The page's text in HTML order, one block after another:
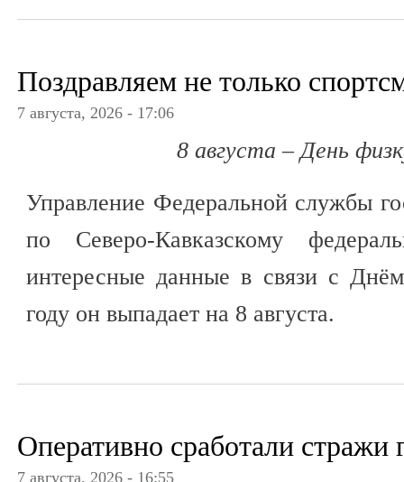
Поздравляем не только
7 августа, 2026 - 17:06
8 августа – День
Управление Федеральной службы
по Северо-Кавказскому
интересные данные в связи с
году он выпадает на 8 августа.
Оперативно сработали стражи
7 августа, 2026 - 16:55